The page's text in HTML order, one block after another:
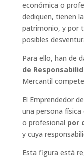
económica o
dediquen, tienen
patrimonio, y por
posibles
Para ello, han de
de
Mercantil
El Emprendedor
una persona
o profesional por
y cuya
Esta figura está